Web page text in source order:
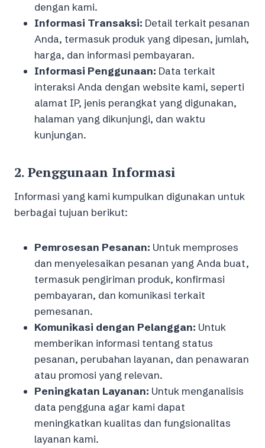
dengan kami.
Informasi Transaksi: Detail terkait pesanan
Anda, termasuk produk yang dipesan, jumlah,
harga, dan informasi pembayaran.
Informasi Penggunaan: Data terkait
interaksi Anda dengan website kami, seperti
alamat IP, jenis perangkat yang digunakan,
halaman yang dikunjungi, dan waktu
kunjungan.
2. Penggunaan Informasi
Informasi yang kami kumpulkan digunakan untuk
berbagai tujuan berikut:
Pemrosesan Pesanan: Untuk memproses
dan menyelesaikan pesanan yang Anda buat,
termasuk pengiriman produk, konfirmasi
pembayaran, dan komunikasi terkait
pemesanan.
Komunikasi dengan Pelanggan: Untuk
memberikan informasi tentang status
pesanan, perubahan layanan, dan penawaran
atau promosi yang relevan.
Peningkatan Layanan: Untuk menganalisis
data pengguna agar kami dapat
meningkatkan kualitas dan fungsionalitas
layanan kami.